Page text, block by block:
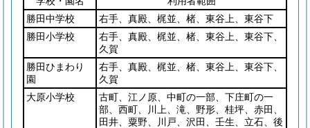
勝田中学校
右手、真殿、梶並、楮、東谷上、東谷下
勝田小学校
右手、真殿、梶並、楮、東谷上、東谷下、
久賀
勝田ひまわり
園
右手、真殿、梶並、楮、東谷上、東谷下、
久賀
大原小学校
古町、江ノ原、中町の一部、下庄町の一
部、西町、川上、滝、野形、桂坪、赤田、
田井、粟野、川戸、沢田、壬生、立石、後